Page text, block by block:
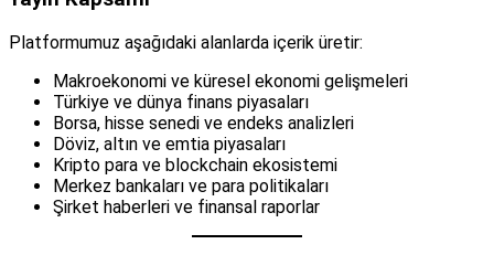
Platformumuz aşağıdaki alanlarda içerik üretir:
Makroekonomi ve küresel ekonomi gelişmeleri
Türkiye ve dünya finans piyasaları
Borsa, hisse senedi ve endeks analizleri
Döviz, altın ve emtia piyasaları
Kripto para ve blockchain ekosistemi
Merkez bankaları ve para politikaları
Şirket haberleri ve finansal raporlar